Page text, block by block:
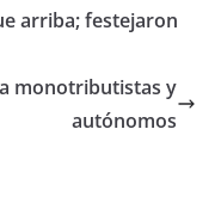
arriba; festejaron
monotributistas y
autónomos